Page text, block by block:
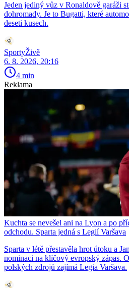
Jeden jediný vůz v Ronaldově garáži
dohromady. Je to Bugatti, které
deseti kusech.
SportyŽivě
6. 8. 2026, 20:16
4 min
Reklama
Kuchta se nevešel ani na Lyon a po
odchodu. Sparta jedná s Legií Varšava
Sparta v létě přestavěla hrot útoku a
nominaci na klíčový evropský zápas.
polských zdrojů zajímá Legia Varšava.